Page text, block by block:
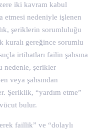
iki kavram kabul
nedeniyle işlenen
şeriklerin sorumluluğu
kuralı gereğince sorumlu
irtibatları failin şahsına
nedenle, şerikler
veya şahsından
Şeriklik, “yardım etme”
bulur.
faillik” ve “dolaylı